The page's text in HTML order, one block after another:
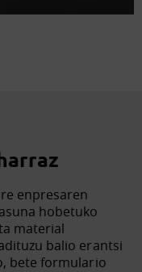
enpresaren
hobetuko
material
balio erantsi
bete formulario